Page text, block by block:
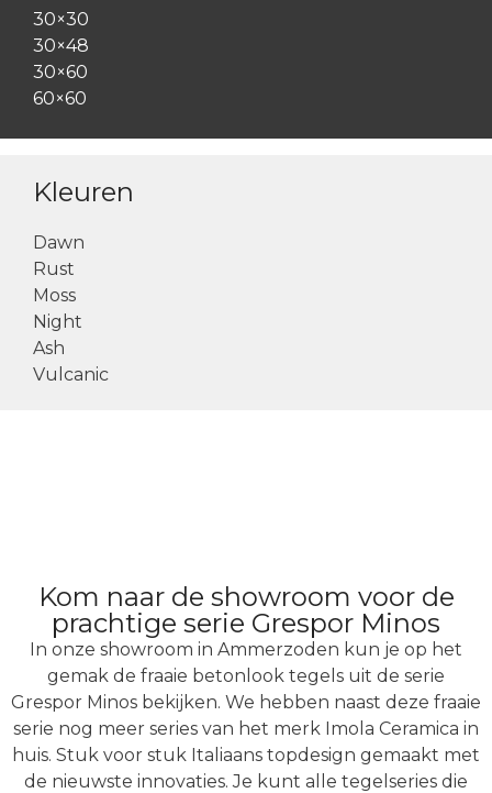
30×30
30×48
30×60
60×60
Kleuren
Dawn
Rust
Moss
Night
Ash
Vulcanic
Kom naar de showroom voor de
prachtige serie Grespor Minos
In onze showroom in Ammerzoden kun je op het
gemak de fraaie betonlook tegels uit de serie
Grespor Minos bekijken. We hebben naast deze fraaie
serie nog meer series van het merk Imola Ceramica in
huis. Stuk voor stuk Italiaans topdesign gemaakt met
de nieuwste innovaties. Je kunt alle tegelseries die